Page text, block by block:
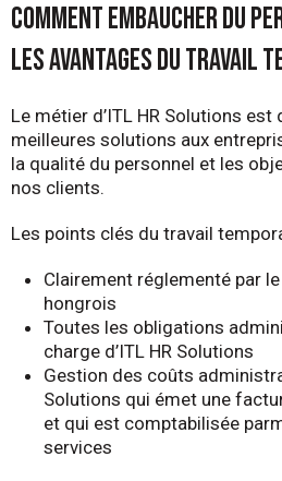
Comment embaucher du
Les avantages du travail
Le métier d’ITL HR Solutions est
meilleures solutions aux
la qualité du personnel et les
nos clients.
Les points clés du travail
Clairement réglementé par
hongrois
Toutes les obligations
charge d’ITL HR Solutions
Gestion des coûts
Solutions qui émet une
et qui est comptabilisée
services